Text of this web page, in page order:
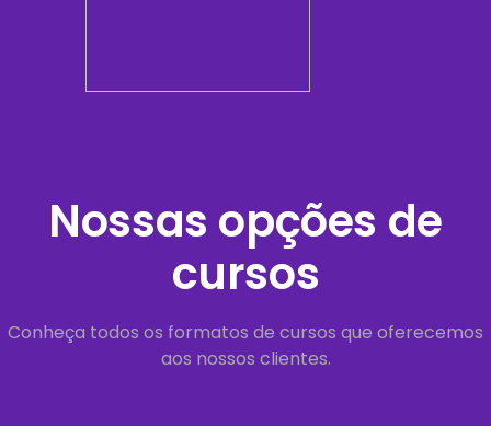
Nossas opções de
cursos
Conheça todos os formatos de cursos que oferecemos
aos nossos clientes.